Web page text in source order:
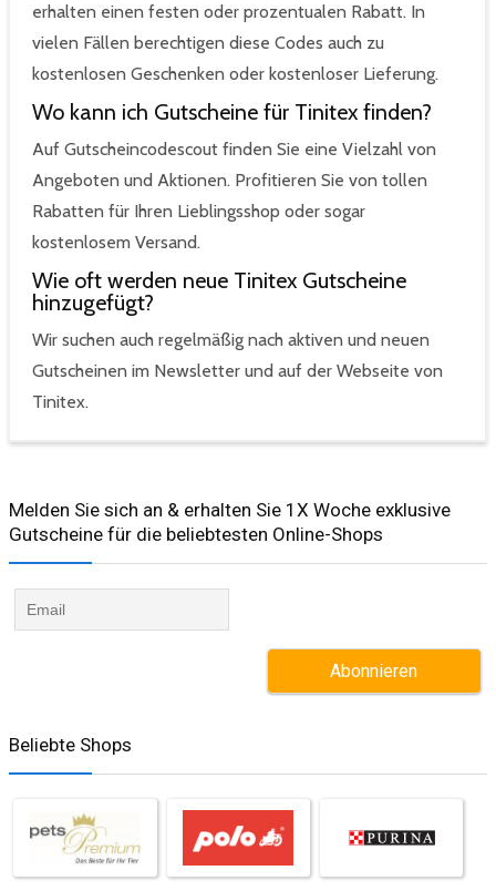
erhalten einen festen oder prozentualen Rabatt. In
vielen Fällen berechtigen diese Codes auch zu
kostenlosen Geschenken oder kostenloser Lieferung.
Wo kann ich Gutscheine für Tinitex finden?
Auf Gutscheincodescout finden Sie eine Vielzahl von
Angeboten und Aktionen. Profitieren Sie von tollen
Rabatten für Ihren Lieblingsshop oder sogar
kostenlosem Versand.
Wie oft werden neue Tinitex Gutscheine
hinzugefügt?
Wir suchen auch regelmäßig nach aktiven und neuen
Gutscheinen im Newsletter und auf der Webseite von
Tinitex.
Melden Sie sich an & erhalten Sie 1X Woche exklusive
Gutscheine für die beliebtesten Online-Shops​
Beliebte Shops